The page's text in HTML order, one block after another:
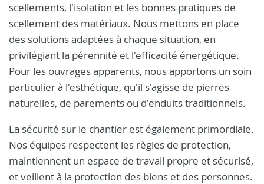
scellements, l'isolation et les bonnes pratiques de
scellement des matériaux. Nous mettons en place
des solutions adaptées à chaque situation, en
privilégiant la pérennité et l'efficacité énergétique.
Pour les ouvrages apparents, nous apportons un soin
particulier à l'esthétique, qu'il s'agisse de pierres
naturelles, de parements ou d'enduits traditionnels.
La sécurité sur le chantier est également primordiale.
Nos équipes respectent les règles de protection,
maintiennent un espace de travail propre et sécurisé,
et veillent à la protection des biens et des personnes.